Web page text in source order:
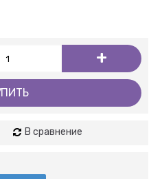
+
В сравнение